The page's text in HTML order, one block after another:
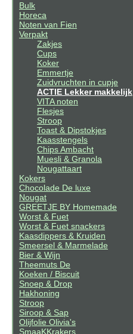
Bulk
Horeca
Noten van Fien
Verpakt
Zakjes
Cups
Koker
Emmertje
Zuidvruchten in cupje
ACTIE Lekker makkelijk
VITA noten
Flesjes
Stroop
Toast & Dipstokjes
Kaasstengels
Chips Ambacht
Muesli & Granola
Nougattaart
Kokers
Chocolade De luxe
Nougat
GREETJE BY Homemade
Worst & Fuet
Worst & Fuet snackers
Kaasdippers & Kruiden
Smeersel & Marmelade
Bier & Wijn
Theemuts De
Koeken / Biscuit
Snoep & Drop
Hakhoning
Stroop
Siroop & Sap
Olijfolie Olivia's
SmaaKKrakers